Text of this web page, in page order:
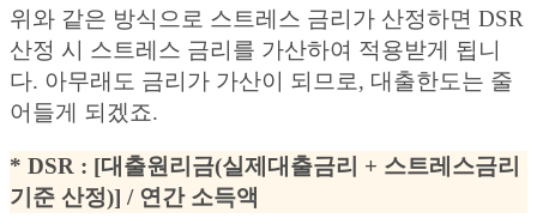
위와 같은 방식으로 스트레스 금리가 산정하면 DSR
산정 시 스트레스 금리를 가산하여 적용받게 됩니
다. 아무래도 금리가 가산이 되므로, 대출한도는 줄
어들게 되겠죠.
* DSR : [대출원리금(실제대출금리 + 스트레스금리
기준 산정)] / 연간 소득액